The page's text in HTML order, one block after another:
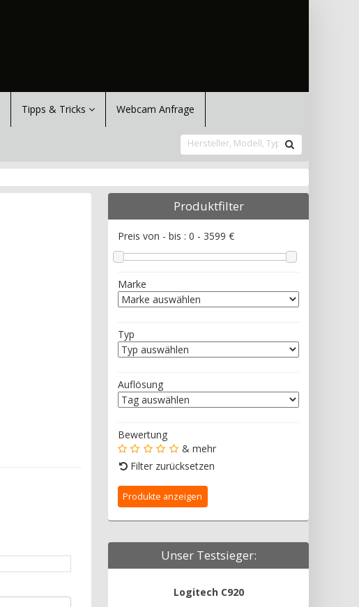
Tipps & Tricks Webcam Anfrage
Produktfilter
Preis von - bis : 0 - 3599 €
Marke
Typ
Auflösung
Bewertung
& mehr
Filter zurücksetzen
Unser Testsieger:
Logitech C920